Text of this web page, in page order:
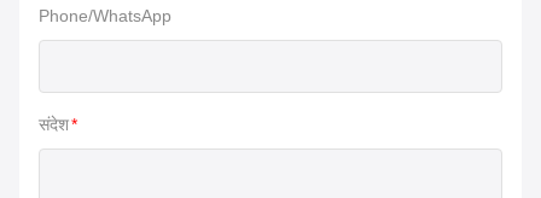
Phone/WhatsApp
संदेश*